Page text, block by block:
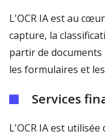
L'OCR IA est au
capture, la
partir de
les formulaires et
Services
L'OCR IA est utilisée